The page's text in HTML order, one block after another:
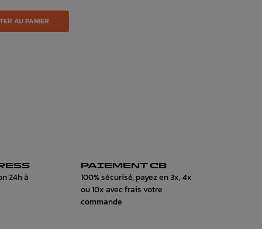
AU PANIER
24h à
PAIEMENT CB
100% sécurisé, payez en 3x, 4x
ou 10x avec frais votre
commande